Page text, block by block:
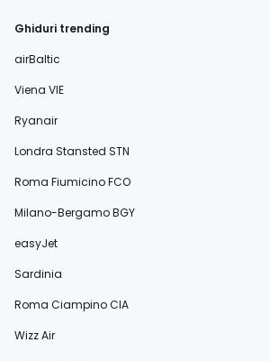
Ghiduri trending
airBaltic
Viena VIE
Ryanair
Londra Stansted STN
Roma Fiumicino FCO
Milano-Bergamo BGY
easyJet
Sardinia
Roma Ciampino CIA
Wizz Air